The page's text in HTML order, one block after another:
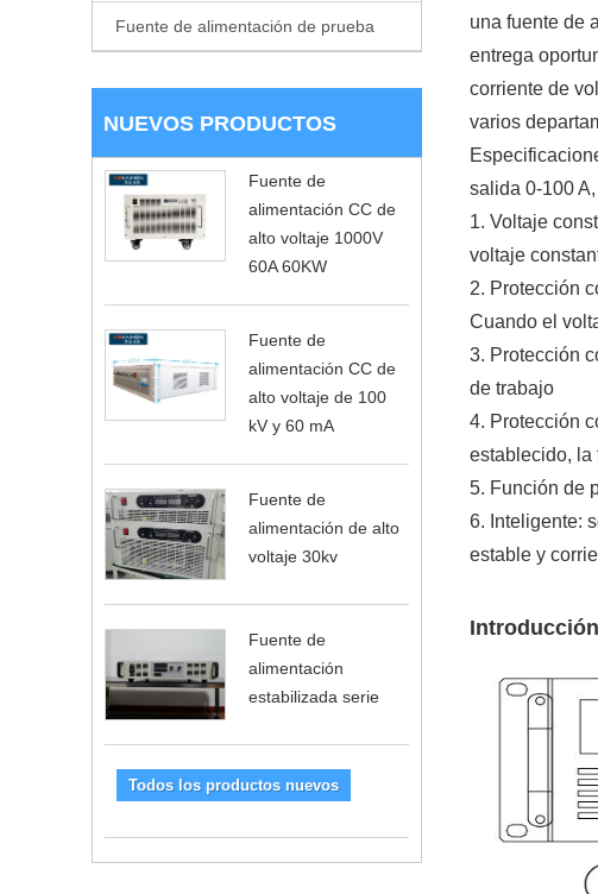
Fuente de alimentación de prueba
NUEVOS PRODUCTOS
Fuente de
alimentación CC de
alto voltaje 1000V
60A 60KW
Fuente de
alimentación CC de
alto voltaje de 100
kV y 60 mA
Fuente de
alimentación de alto
voltaje 30kv
Fuente de
alimentación
estabilizada serie
Todos los productos nuevos
una fuente de
entrega
corriente de
varios
salida 0-100
1. Voltaje
voltaje
2. Protección
Cuando el
3. Protección
de trabajo
4. Protección
establecido, la
5. Función de
6. Inteligente:
estable y